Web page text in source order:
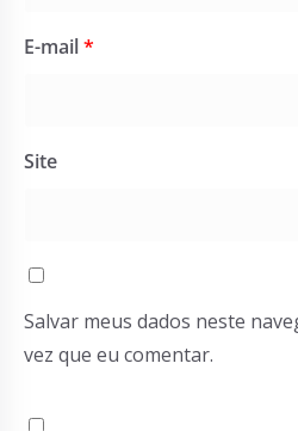
E-mail*
Site
Salvar meus dados neste
vez que eu comentar.